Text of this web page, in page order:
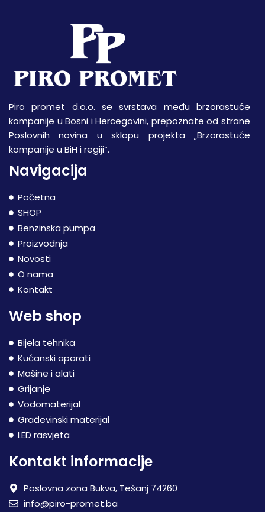
Piro promet d.o.o. se svrstava među brzorastuće
kompanije u Bosni i Hercegovini, prepoznate od strane
Poslovnih novina u sklopu projekta „Brzorastuće
kompanije u BiH i regiji“.
Navigacija
Početna
SHOP
Benzinska pumpa
Proizvodnja
Novosti
O nama
Kontakt
Web shop
Bijela tehnika
Kućanski aparati
Mašine i alati
Grijanje
Vodomaterijal
Građevinski materijal
LED rasvjeta
Kontakt informacije
Poslovna zona Bukva, Tešanj 74260
info@piro-promet.ba